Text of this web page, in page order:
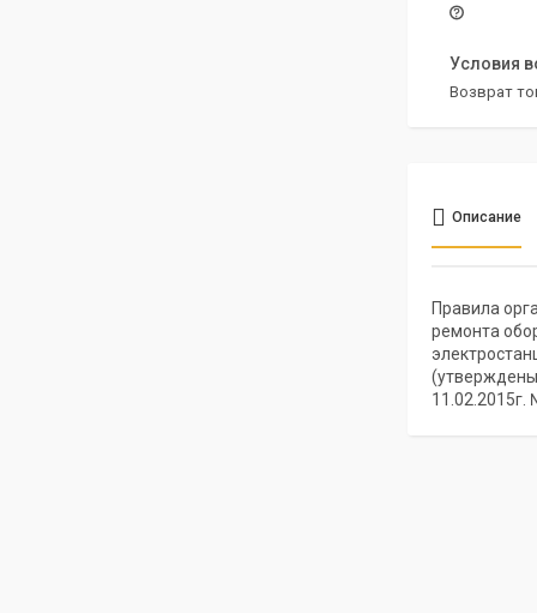
возврат
Описание
Правила
ремонта